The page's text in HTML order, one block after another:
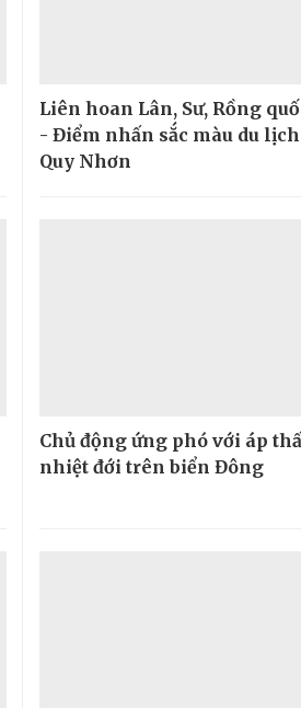
Liên hoan Lân, Sư, Rồng
- Điểm nhấn sắc màu du
Quy Nhơn
Chủ động ứng phó với áp
nhiệt đới trên biển Đông